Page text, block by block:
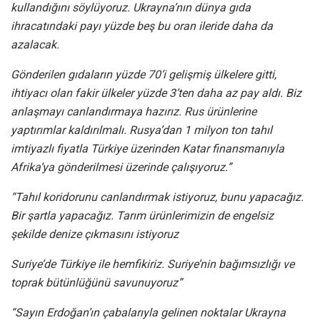
kullandığını söylüyoruz. Ukrayna’nın dünya gıda
ihracatındaki payı yüzde beş bu oran ileride daha da
azalacak.
Gönderilen gıdaların yüzde 70’i gelişmiş ülkelere gitti,
ihtiyacı olan fakir ülkeler yüzde 3’ten daha az pay aldı. Biz
anlaşmayı canlandırmaya hazırız. Rus ürünlerine
yaptırımlar kaldırılmalı. Rusya’dan 1 milyon ton tahıl
imtiyazlı fiyatla Türkiye üzerinden Katar finansmanıyla
Afrika’ya gönderilmesi üzerinde çalışıyoruz.”
“Tahıl koridorunu canlandırmak istiyoruz, bunu yapacağız.
Bir şartla yapacağız. Tarım ürünlerimizin de engelsiz
şekilde denize çıkmasını istiyoruz
Suriye’de Türkiye ile hemfikiriz. Suriye’nin bağımsızlığı ve
toprak bütünlüğünü savunuyoruz”
“Sayın Erdoğan’ın çabalarıyla gelinen noktalar Ukrayna